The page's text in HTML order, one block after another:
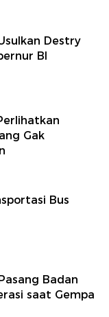
Destry
BI
Gak
Bus
Badan
saat Gempa